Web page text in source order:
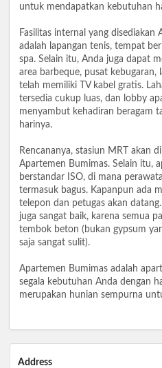
untuk mendapatkan kebutuhan
Fasilitas internal yang disediakan
adalah lapangan tenis, tempat
spa. Selain itu, Anda juga dapat
area barbeque, pusat
telah memiliki TV kabel gratis.
tersedia cukup luas, dan lobby
menyambut kehadiran beragam
harinya.
Rencananya, stasiun MRT akan
Apartemen Bumimas. Selain itu,
berstandar ISO, di mana
termasuk bagus. Kapanpun ada
telepon dan petugas akan
juga sangat baik, karena semua
tembok beton (bukan gypsum
saja sangat sulit).
Apartemen Bumimas adalah
segala kebutuhan Anda dengan
merupakan hunian sempurna
Address